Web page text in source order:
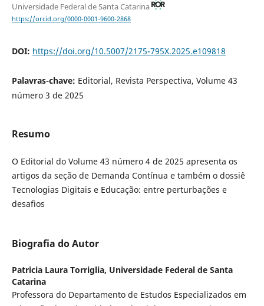
Universidade Federal de Santa Catarina
https://orcid.org/0000-0001-9600-2868
DOI: https://doi.org/10.5007/2175-795X.2025.e109818
Palavras-chave: Editorial, Revista Perspectiva, Volume 43
número 3 de 2025
Resumo
O Editorial do Volume 43 número 4 de 2025 apresenta os
artigos da seção de Demanda Contínua e também o dossiê
Tecnologias Digitais e Educação: entre perturbações e
desafios
Biografia do Autor
Patricia Laura Torriglia, Universidade Federal de Santa
Catarina
Professora do Departamento de Estudos Especializados em